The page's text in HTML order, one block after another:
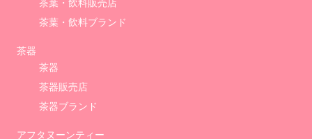
茶葉・飲料販売店
茶葉・飲料ブランド
茶器
茶器
茶器販売店
茶器ブランド
アフタヌーンティー